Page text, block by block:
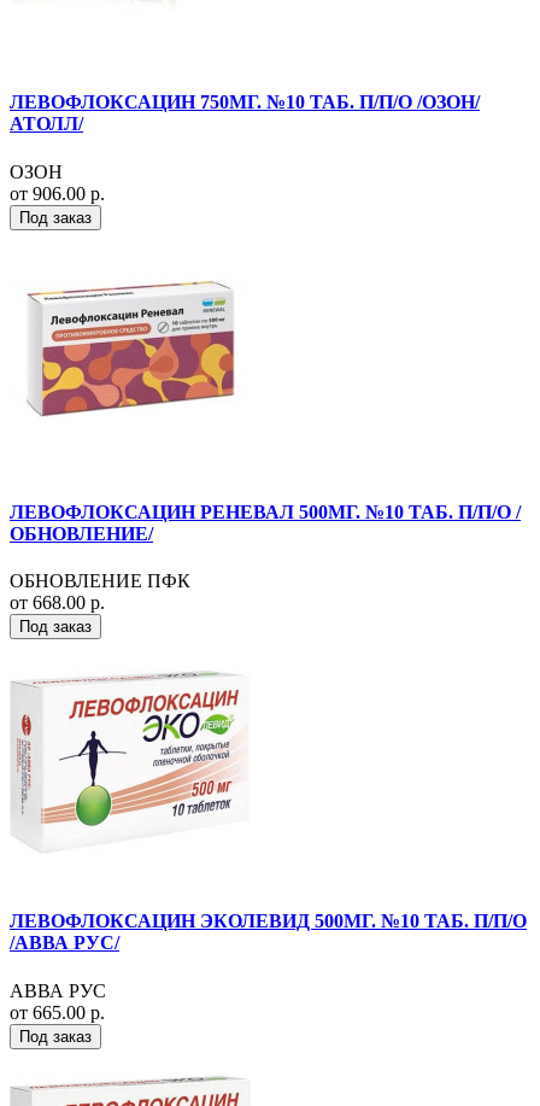
ЛЕВОФЛОКСАЦИН 750МГ. №10 ТАБ. П/П/О /ОЗОН/
АТОЛЛ/
ОЗОН
от 906.00 р.
Под заказ
ЛЕВОФЛОКСАЦИН РЕНЕВАЛ 500МГ. №10 ТАБ. П/П/О /
ОБНОВЛЕНИЕ/
ОБНОВЛЕНИЕ ПФК
от 668.00 р.
Под заказ
ЛЕВОФЛОКСАЦИН ЭКОЛЕВИД 500МГ. №10 ТАБ. П/П/О
/АВВА РУС/
АВВА РУС
от 665.00 р.
Под заказ